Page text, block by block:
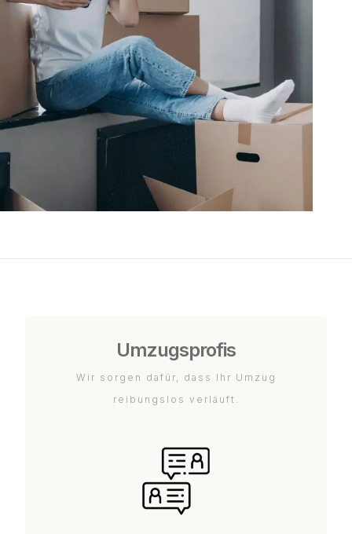
Umzugsprofis
Wir sorgen dafür, dass Ihr Umzug
reibungslos verläuft.